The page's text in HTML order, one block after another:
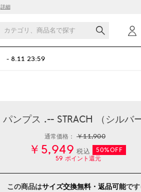
詳細
- 8.11 23:59
パンプス .-- STRACH （シルバー
通常価格：￥11,900
￥5,949 税込
50%OFF
59 ポイント還元
この商品はサイズ交換無料・返品可能です